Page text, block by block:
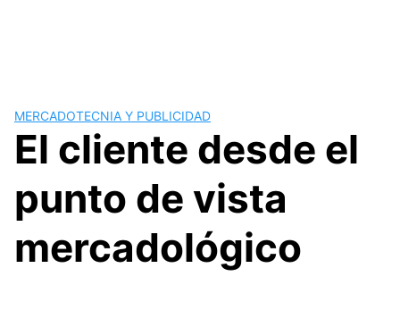
MERCADOTECNIA Y PUBLICIDAD
El cliente desde el
punto de vista
mercadológico